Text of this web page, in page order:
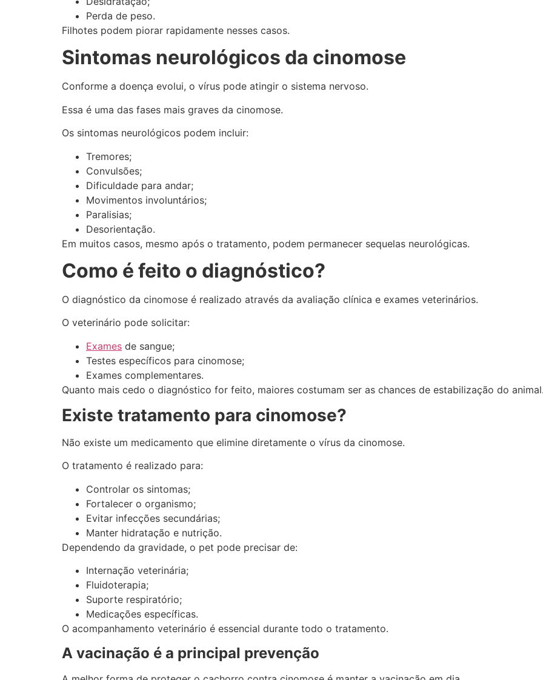
Perda de peso.
Filhotes podem piorar rapidamente nesses casos.
Sintomas neurológicos da cinomose
Conforme a doença evolui, o vírus pode atingir o sistema nervoso.
Essa é uma das fases mais graves da cinomose.
Os sintomas neurológicos podem incluir:
Tremores;
Convulsões;
Dificuldade para andar;
Movimentos involuntários;
Paralisias;
Desorientação.
Em muitos casos, mesmo após o tratamento, podem permanecer sequelas neurológicas.
Como é feito o diagnóstico?
O diagnóstico da cinomose é realizado através da avaliação clínica e exames veterinários.
O veterinário pode solicitar:
Exames de sangue;
Testes específicos para cinomose;
Exames complementares.
Quanto mais cedo o diagnóstico for feito, maiores costumam ser as chances de estabilização do animal.
Existe tratamento para cinomose?
Não existe um medicamento que elimine diretamente o vírus da cinomose.
O tratamento é realizado para:
Controlar os sintomas;
Fortalecer o organismo;
Evitar infecções secundárias;
Manter hidratação e nutrição.
Dependendo da gravidade, o pet pode precisar de:
Internação veterinária;
Fluidoterapia;
Suporte respiratório;
Medicações específicas.
O acompanhamento veterinário é essencial durante todo o tratamento.
A vacinação é a principal prevenção